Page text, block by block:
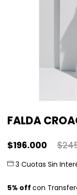
FALDA
$196.000